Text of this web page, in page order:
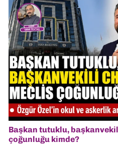
Başkan tutuklu,
çoğunluğu kimde?